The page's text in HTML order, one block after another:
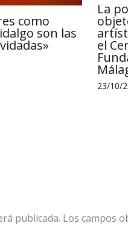
como
son las
La
el
23/10/
publicada. Los campos